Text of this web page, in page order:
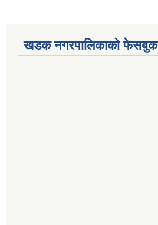
खडक नगरपालिकाको फेसबुक